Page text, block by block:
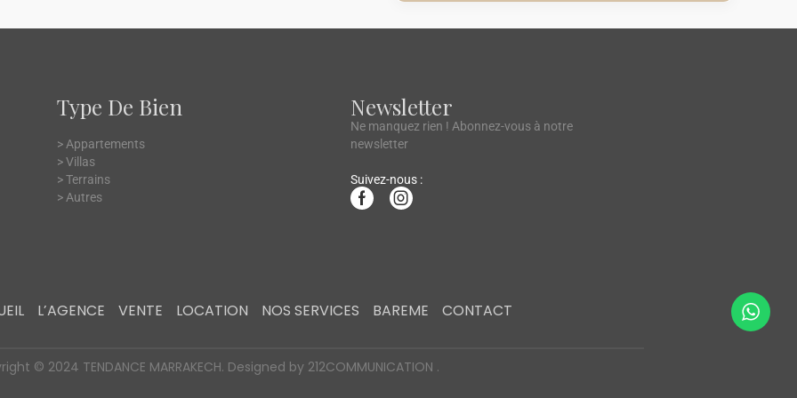
Type De Bien
> Appartements
> Villas
> Terrains
> Autres
Newsletter
Ne manquez rien ! Abonnez-vous à notre
newsletter
Suivez-nous :
L’AGENCE VENTE LOCATION NOS SERVICES BAREME CONTACT
© 2024 TENDANCE MARRAKECH. Designed by 212COMMUNICATION .